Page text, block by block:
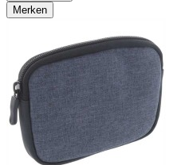
Merken